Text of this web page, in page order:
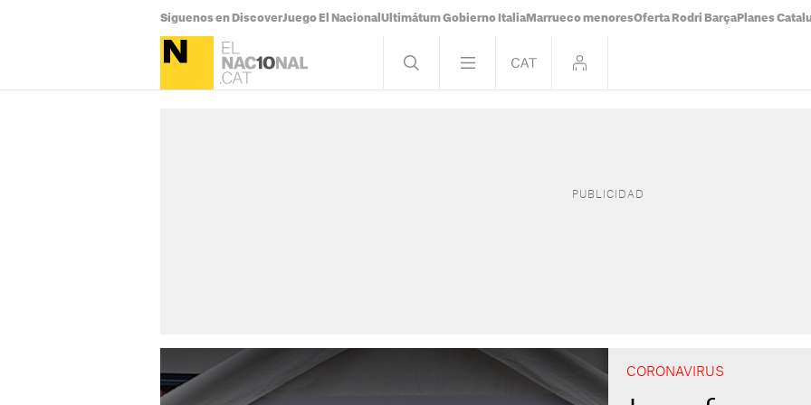
Síguenos en DiscoverJuego El Nacional Ultimátum Gobierno Italia Marrueco menoresOferta Rodri Barça Planes
CORONAVIRUS